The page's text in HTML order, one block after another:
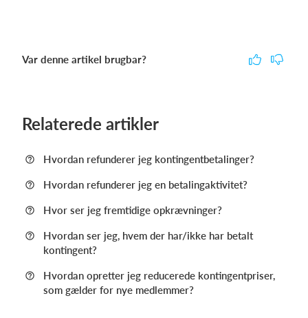
Var denne artikel brugbar?
Relaterede artikler
Hvordan refunderer jeg kontingentbetalinger?
Hvordan refunderer jeg en betalingaktivitet?
Hvor ser jeg fremtidige opkrævninger?
Hvordan ser jeg, hvem der har/ikke har betalt
kontingent?
Hvordan opretter jeg reducerede kontingentpriser,
som gælder for nye medlemmer?